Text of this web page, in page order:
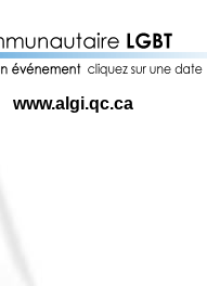
www.algi.qc.ca